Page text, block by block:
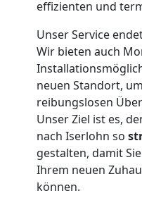
effizienten und
Unser Service
Wir bieten auch
neuen Standort,
reibungslosen
Unser Ziel ist es,
nach Iserlohn so
gestalten, damit
Ihrem neuen
können.
Feldkirch
Umzug
für